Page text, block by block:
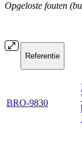
Opgeloste fouten
Referentie
BRO-9830